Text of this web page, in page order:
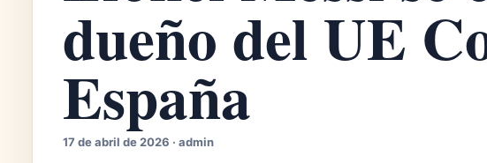
dueño del UE
España
17 de abril de 2026 · admin